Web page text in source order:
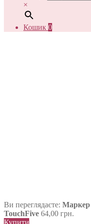
×
Кошик 0
Ви переглядаєте: Маркер
TouchFive 64,00 грн.